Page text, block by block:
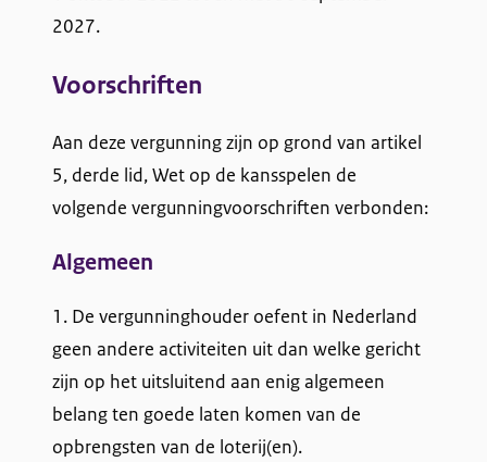
2027.
Voorschriften
Aan deze vergunning zijn op grond van artikel
5, derde lid, Wet op de kansspelen de
volgende vergunningvoorschriften verbonden:
Algemeen
1. De vergunninghouder oefent in Nederland
geen andere activiteiten uit dan welke gericht
zijn op het uitsluitend aan enig algemeen
belang ten goede laten komen van de
opbrengsten van de loterij(en).